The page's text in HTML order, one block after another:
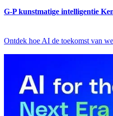
G-P kunstmatige intelligentie
Ontdek hoe AI de toekomst van